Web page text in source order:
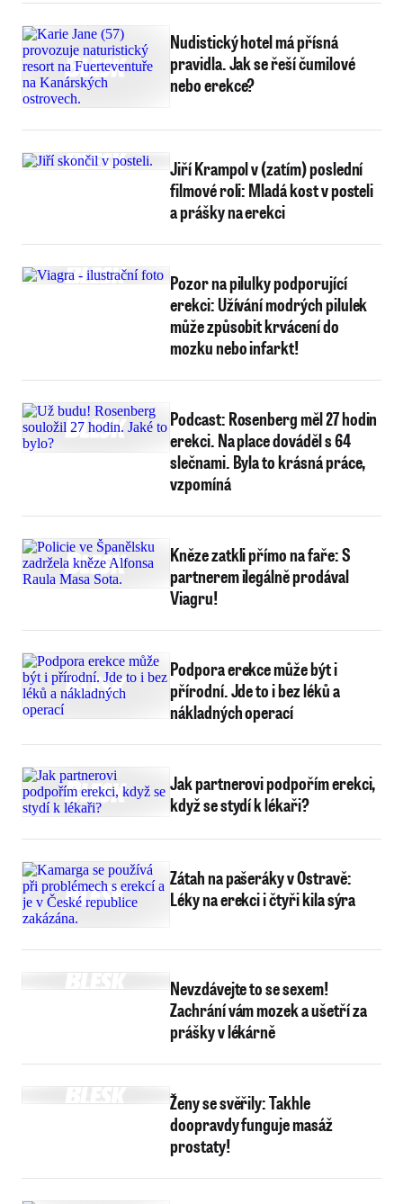
Nudistický hotel má přísná
pravidla. Jak se řeší čumilové
nebo erekce?
Jiří Krampol v (zatím) poslední
filmové roli: Mladá kost v posteli
a prášky na erekci
Pozor na pilulky podporující
erekci: Užívání modrých pilulek
může způsobit krvácení do
mozku nebo infarkt!
Podcast: Rosenberg měl 27 hodin
erekci. Na place dováděl s 64
slečnami. Byla to krásná práce,
vzpomíná
Kněze zatkli přímo na faře: S
partnerem ilegálně prodával
Viagru!
Podpora erekce může být i
přírodní. Jde to i bez léků a
nákladných operací
Jak partnerovi podpořím erekci,
když se stydí k lékaři?
Zátah na pašeráky v Ostravě:
Léky na erekci i čtyři kila sýra
Nevzdávejte to se sexem!
Zachrání vám mozek a ušetří za
prášky v lékárně
Ženy se svěřily: Takhle
doopravdy funguje masáž
prostaty!